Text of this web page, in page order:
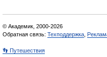
© Академик, 2000-2026
Обратная связь: Техподдержка
👣 Путешествия